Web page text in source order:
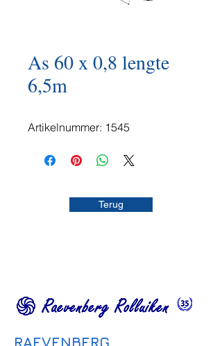
As 60 x 0,8 lengte
6,5m
Artikelnummer: 1545
Terug
RAEVENBERG